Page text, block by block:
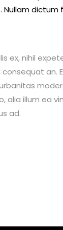
dictum
ex, nihil
an.
alia illum ea
ad.